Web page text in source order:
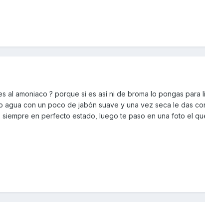
al amoniaco ? porque si es así ni de broma lo pongas para
con un poco de jabón suave y una vez seca le das
en perfecto estado, luego te paso en una foto el